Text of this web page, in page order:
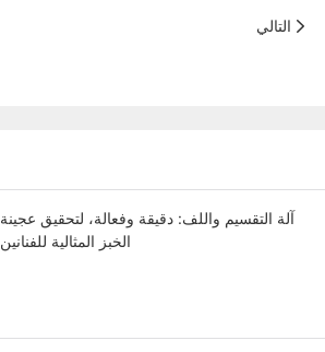
التالي
آلة التقسيم واللف: دقيقة وفعالة، لتحقيق عجينة
الخبز المثالية للفنانين